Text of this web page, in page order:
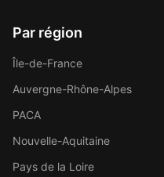
Par région
Île-de-France
Auvergne-Rhône-Alpes
PACA
Nouvelle-Aquitaine
Pays de la Loire